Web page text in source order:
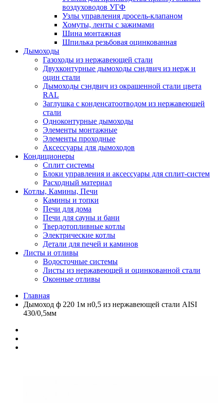
воздуховодов УГФ
Узлы управления дросель-клапаном
Хомуты, ленты с зажимами
Шина монтажная
Шпилька резьбовая оцинкованная
Дымоходы
Газоходы из нержавеющей стали
Двухконтурные дымоходы сэндвич из нерж и
оцин стали
Дымоходы сэндвич из окрашенной стали цвета
RAL
Заглушка с конденсатоотводом из нержавеющей
стали
Одноконтурные дымоходы
Элементы монтажные
Элементы проходные
Аксессуары для дымоходов
Кондиционеры
Сплит системы
Блоки управления и аксессуары для сплит-систем
Расходный материал
Котлы, Камины, Печи
Камины и топки
Печи для дома
Печи для сауны и бани
Твердотопливные котлы
Электрические котлы
Детали для печей и каминов
Листы и отливы
Водосточные системы
Листы из нержавеющей и оцинкованной стали
Оконные отливы
Главная
Дымоход ф 220 1м н0,5 из нержавеющей стали AISI
430/0,5мм